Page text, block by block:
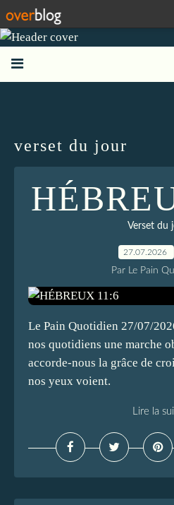
verset du jour
Verset du
27.07.2026
Par Le Pain
Le Pain Quotidien 27/07/
nos quotidiens une marche
accorde-nous la grâce de
nos yeux voient.
Lire la